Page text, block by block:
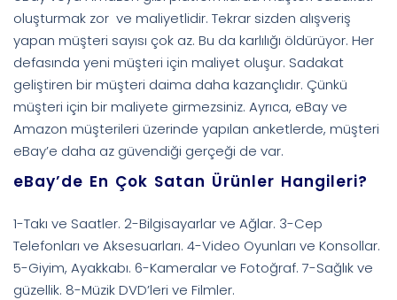
oluşturmak zor ve maliyetlidir. Tekrar sizden alışveriş
yapan müşteri sayısı çok az. Bu da karlılığı öldürüyor. Her
defasında yeni müşteri için maliyet oluşur. Sadakat
geliştiren bir müşteri daima daha kazançlıdır. Çünkü
müşteri için bir maliyete girmezsiniz. Ayrıca, eBay ve
Amazon müşterileri üzerinde yapılan anketlerde, müşteri
eBay’e daha az güvendiği gerçeği de var.
eBay’de En Çok Satan Ürünler Hangileri?
1-Takı ve Saatler. 2-Bilgisayarlar ve Ağlar. 3-Cep
Telefonları ve Aksesuarları. 4-Video Oyunları ve Konsollar.
5-Giyim, Ayakkabı. 6-Kameralar ve Fotoğraf. 7-Sağlık ve
güzellik. 8-Müzik DVD’leri ve Filmler.